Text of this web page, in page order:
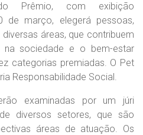
Prêmio, com exibição
de março, elegerá pessoas,
áreas, que contribuem
sociedade e o bem-estar
categorias premiadas. O Pet
Responsabilidade Social.
examinadas por um júri
diversos setores, que são
áreas de atuação. Os